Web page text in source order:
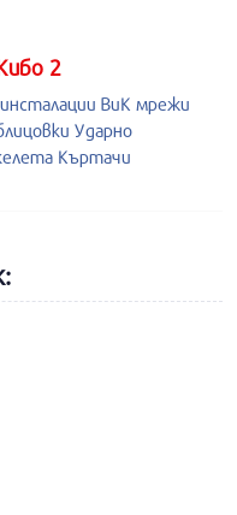
2
ВиК мрежи
Ударно
Къртачи